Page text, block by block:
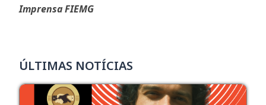
Imprensa FIEMG
ÚLTIMAS NOTÍCIAS